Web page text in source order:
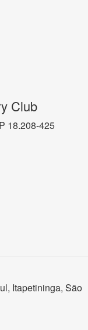
Club
18.208-425
Itapetininga, São